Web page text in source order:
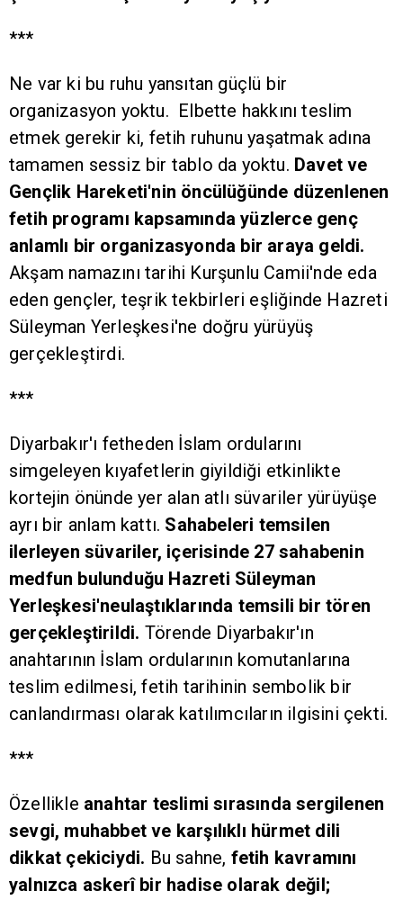
***
Ne var ki bu ruhu yansıtan güçlü bir
organizasyon yoktu. Elbette hakkını teslim
etmek gerekir ki, fetih ruhunu yaşatmak adına
tamamen sessiz bir tablo da yoktu. Davet ve
Gençlik Hareketi'nin öncülüğünde düzenlenen
fetih programı kapsamında yüzlerce genç
anlamlı bir organizasyonda bir araya geldi.
Akşam namazını tarihi Kurşunlu Camii'nde eda
eden gençler, teşrik tekbirleri eşliğinde Hazreti
Süleyman Yerleşkesi'ne doğru yürüyüş
gerçekleştirdi.
***
Diyarbakır'ı fetheden İslam ordularını
simgeleyen kıyafetlerin giyildiği etkinlikte
kortejin önünde yer alan atlı süvariler yürüyüşe
ayrı bir anlam kattı. Sahabeleri temsilen
ilerleyen süvariler, içerisinde 27 sahabenin
medfun bulunduğu Hazreti Süleyman
Yerleşkesi'neulaştıklarında temsili bir tören
gerçekleştirildi. Törende Diyarbakır'ın
anahtarının İslam ordularının komutanlarına
teslim edilmesi, fetih tarihinin sembolik bir
canlandırması olarak katılımcıların ilgisini çekti.
***
Özellikle anahtar teslimi sırasında sergilenen
sevgi, muhabbet ve karşılıklı hürmet dili
dikkat çekiciydi. Bu sahne, fetih kavramını
yalnızca askerî bir hadise olarak değil;